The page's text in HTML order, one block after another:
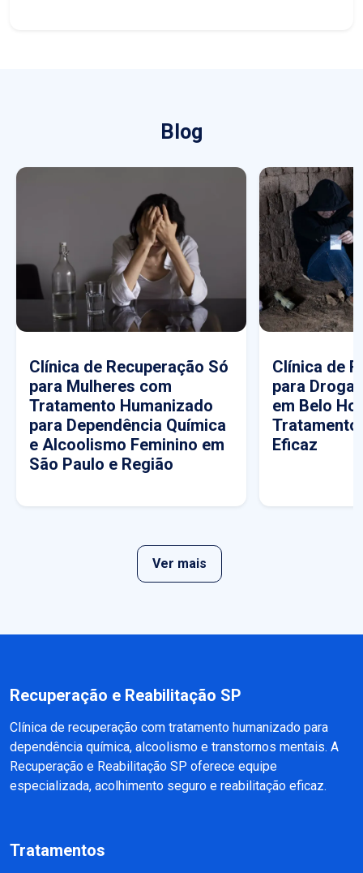
Blog
Clínica de Recuperação Só
para Mulheres com
Tratamento Humanizado
para Dependência Química
e Alcoolismo Feminino em
São Paulo e Região
Clínica de
para
em Belo
Tratamento
Eficaz
Ver mais
Recuperação e Reabilitação SP
Clínica de recuperação com tratamento humanizado para
dependência química, alcoolismo e transtornos mentais. A
Recuperação e Reabilitação SP oferece equipe
especializada, acolhimento seguro e reabilitação eficaz.
Tratamentos